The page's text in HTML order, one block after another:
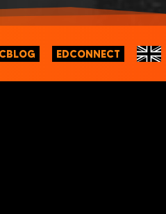
EDCONNECT